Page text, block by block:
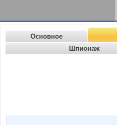
Основное
Шпионаж